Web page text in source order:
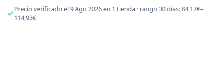
Precio verificado el 9 Ago 2026 en 1 tienda · rango 30 días: 84,17€–
114,93€